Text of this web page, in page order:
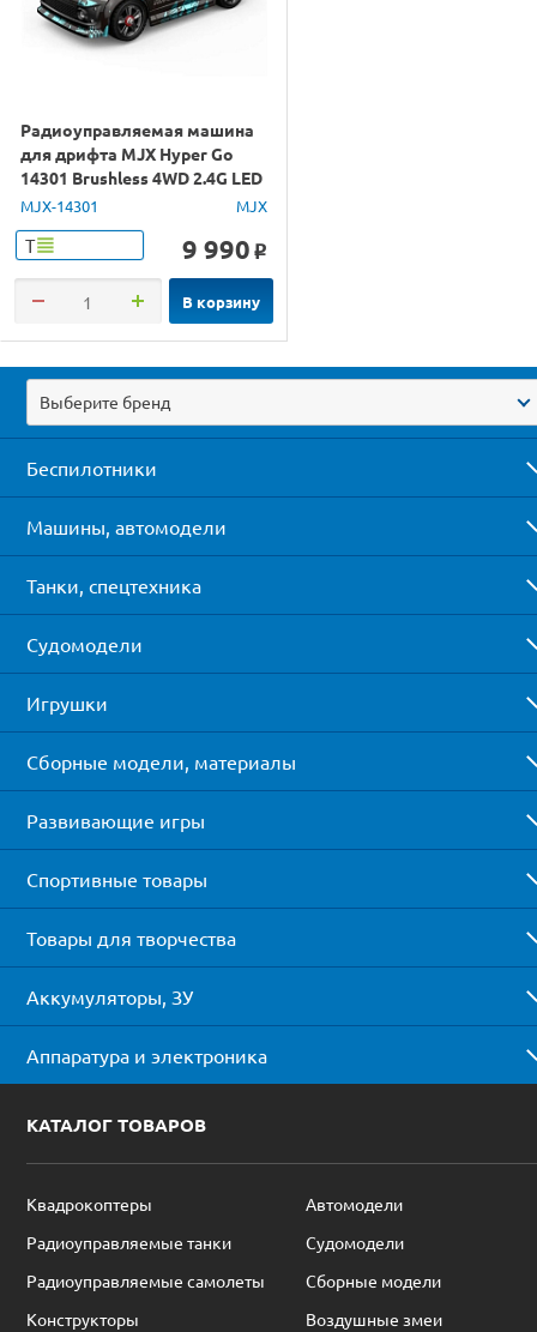
Радиоуправляемая машина
для дрифта MJX Hyper Go
14301 Brushless 4WD 2.4G LED
1/14 RTR
MJX-14301 MJX
Т 9 990 o
В корзину
Выберите бренд
Беспилотники
Машины, автомодели
Танки, спецтехника
Судомодели
Игрушки
Сборные модели, материалы
Развивающие игры
Спортивные товары
Товары для творчества
Аккумуляторы, ЗУ
Аппаратура и электроника
КАТАЛОГ ТОВАРОВ
Квадрокоптеры
Автомодели
Радиоуправляемые танки
Судомодели
Радиоуправляемые самолеты
Сборные модели
Конструкторы
Воздушные змеи